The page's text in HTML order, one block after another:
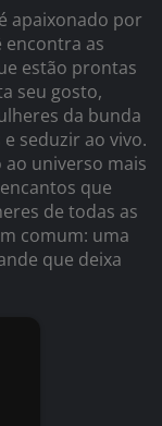
apaixonado por
encontra as
estão prontas
seu gosto,
da bunda
seduzir ao vivo.
ao universo mais
que
de todas as
comum: uma
que deixa